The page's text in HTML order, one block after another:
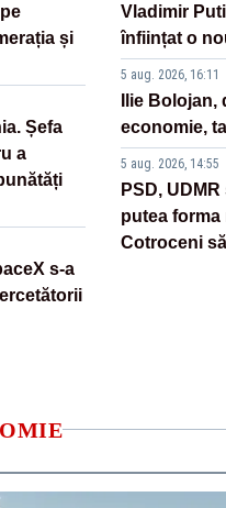
și
Șefa
a
s-a
Vladimir
înființat o
5 aug. 2026, 16:11
Ilie
economie,
5 aug. 2026, 14:55
PSD,
putea
Cotroceni